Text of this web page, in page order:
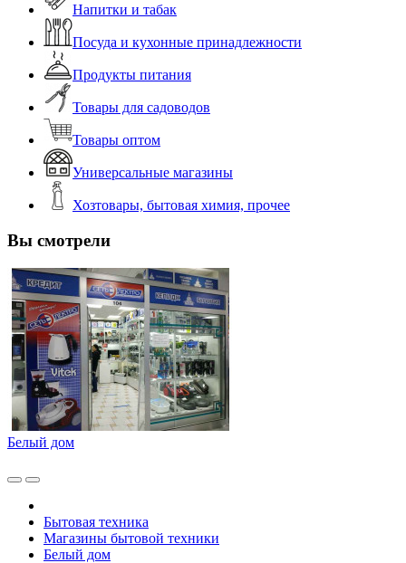
Напитки и табак
Посуда и кухонные принадлежности
Продукты питания
Товары для садоводов
Товары оптом
Универсальные магазины
Хозтовары, бытовая химия, прочее
Вы смотрели
Белый дом
Бытовая техника
Магазины бытовой техники
Белый дом